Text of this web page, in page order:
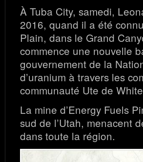
À Tuba City, samedi,
2016, quand il a été
Plain, dans le Grand
commence une nouvelle
gouvernement de la
d’uranium à travers les
communauté Ute de
La mine d’Energy Fuels
sud de l’Utah, menacent
dans toute la région.